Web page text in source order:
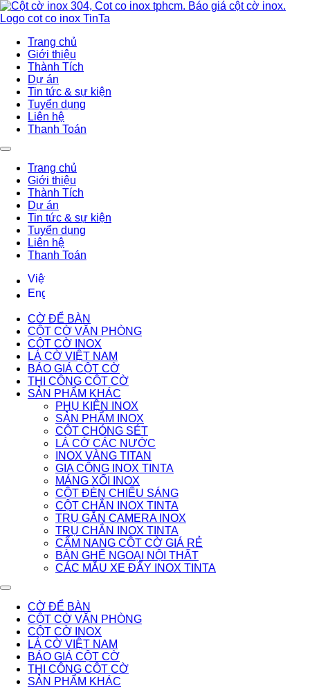
Trang chủ
Giới thiệu
Thành Tích
Dự án
Tin tức & sự kiện
Tuyển dụng
Liên hệ
Thanh Toán
Trang chủ
Giới thiệu
Thành Tích
Dự án
Tin tức & sự kiện
Tuyển dụng
Liên hệ
Thanh Toán
CỜ ĐỂ BÀN
CỘT CỜ VĂN PHÒNG
CỘT CỜ INOX
LÁ CỜ VIỆT NAM
BÁO GIÁ CỘT CỜ
THI CÔNG CỘT CỜ
SẢN PHẨM KHÁC
PHỤ KIỆN INOX
SẢN PHẨM INOX
CỘT CHÓNG SÉT
LÁ CỜ CÁC NƯỚC
INOX VÀNG TITAN
GIA CÔNG INOX TINTA
MÁNG XỐI INOX
CỘT ĐÈN CHIẾU SÁNG
CỘT CHẮN INOX TINTA
TRỤ GẮN CAMERA INOX
TRỤ CHẮN INOX TINTA
CẨM NANG CỘT CỜ GIÁ RẺ
BÀN GHẾ NGOẠI NỘI THẤT
CÁC MẪU XE ĐẨY INOX TINTA
CỜ ĐỂ BÀN
CỘT CỜ VĂN PHÒNG
CỘT CỜ INOX
LÁ CỜ VIỆT NAM
BÁO GIÁ CỘT CỜ
THI CÔNG CỘT CỜ
SẢN PHẨM KHÁC